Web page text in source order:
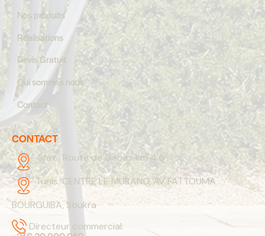
Nos produits
Réalisations
Devis Gratuit
Qui sommes nous
Contact
CONTACT
Sfax : Route de Gabes km 4.5
Tunis:CENTRE LE MURANO, AV FATTOUMA
BOURGUIBA, Soukra
Directeur commercial: